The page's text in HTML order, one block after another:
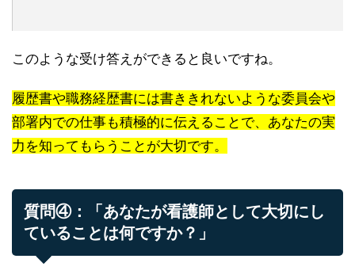
このような受け答えができると良いですね。
履歴書や職務経歴書には書ききれないような委員会や
部署内での仕事も積極的に伝えることで、あなたの実
力を知ってもらうことが大切です。
質問④：「あなたが看護師として大切にし
ていることは何ですか？」